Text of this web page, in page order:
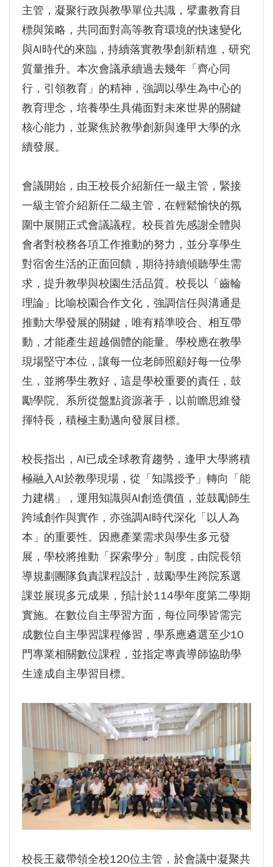
上任、青年世代接棒注入新動能
逢甲航太系勇奪國防競賽優勝 智慧無人機突破
GPS限制
GI Day 2025｜空間資訊技術交流日-跨域感
知・智慧行動
會長交接典禮 泰國三日之旅
逢甲大學加東校友會 2025 Aug 31 聚會
逢甲大學泰國校友會 第45週年會員大會 於昭披
耶河舉辦歡迎宴
逢甲資電科技與未來系列演講 10/14 簡良益 董
事長 (掌門精釀啤酒)
主管，凝聚行政與教學單位共識，擘畫教育目
標與策略，共同面對高等教育環境的快速變化
與AI時代的來臨，持續落實教學創新精進，研究
質量推升。本次會議承續過去幾年「齊心同
行，引領教育」的精神，強調以學生為中心的
教育理念，培養學生具備面對未來世界的關鍵
核心能力，並聚焦於教學創新與逢甲大學的永
續發展。
會議開始，由王校長介紹新任一級主管，緊接
一級主管介紹新任二級主管，在輕鬆愉快的氛
圍中展開正式會議議程。校長首先感謝全體與
會者對校務各項工作推動的努力，並分享學生
對宿舍生活的正面回饋，期待持續傾聽學生需
求，提升教學與校園生活品質。校長以「齒輪
理論」比喻校園合作文化，強調信任與溝通是
推動大學發展的關鍵，唯有精準咬合、相互帶
動，才能產生超越個體的能量。學校應在教學
現場堅守本位，讓每一位老師照顧好每一位學
生，並將學生教好，這是學校重要的責任，鼓
勵學院、系所從盤點資源著手，以前瞻思維發
揮特長，積極主動邁向發展目標。
校長指出，AI已成全球教育趨勢，逢甲大學將積
極融入AI於教學現場，從「知識授予」轉向「能
力建構」，運用知識與AI創造價值，並鼓勵師生
跨域創作與實作，亦強調AI時代深化「以人為
本」的重要性。因應產業需求與學生多元發
展，學校將推動「探索學分」制度，由院長領
導規劃團隊負責課程設計，鼓勵學生跨院系選
課並展現多元成果，預計於114學年度第二學期
實施。在數位自主學習方面，每位同學皆需完
成數位自主學習課程修習，學系應遴選至少10
門專業相關數位課程，並指定專責導師協助學
生達成自主學習目標。
校長王葳帶領全校120位主管，於會議中凝聚共